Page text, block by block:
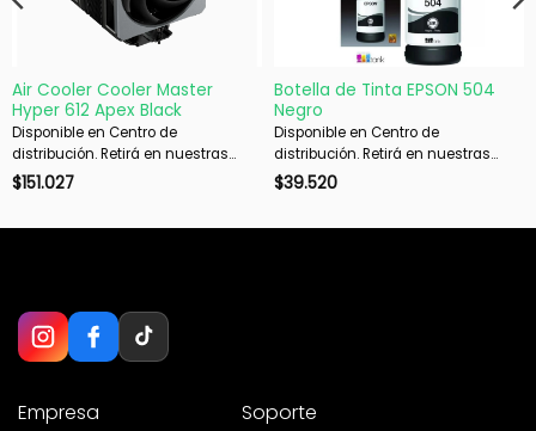
Air Cooler Cooler Master
Hyper 612 Apex Black
Disponible en Centro de
distribución. Retirá en nuestras
sucursales en 48 hs hábiles. Si es
$151.027
Botella de Tinta EPSON 504
Negro
Disponible en Centro de
distribución. Retirá en nuestras
sucursales en 48 hs hábiles. Si es
$39.520
Empresa
Soporte